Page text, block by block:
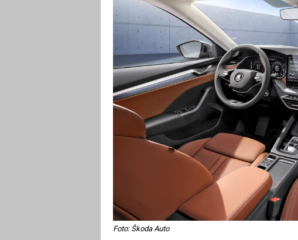
Foto: Škoda Auto